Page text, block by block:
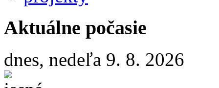
Aktuálne počasie
dnes, nedeľa 9. 8. 2026